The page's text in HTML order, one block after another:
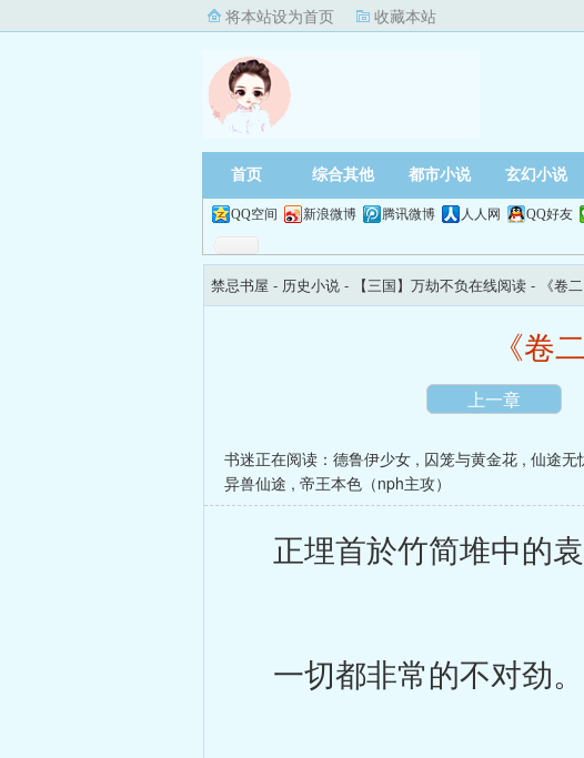
将本站设为首页 收藏本站
首页 综合其他 都市小说 玄幻小说
QQ空间 新浪微博 腾讯微博 人人网 QQ好友
禁忌书屋 - 历史小说 - 【三国】万劫不负在线阅读 - 《卷
《卷
上一章
书迷正在阅读： 德鲁伊少女 , 囚笼与黄金花 , 仙途无
异兽仙途 , 帝王本色（nph主攻）
正埋首於竹简堆中的袁
一切都非常的不对劲。